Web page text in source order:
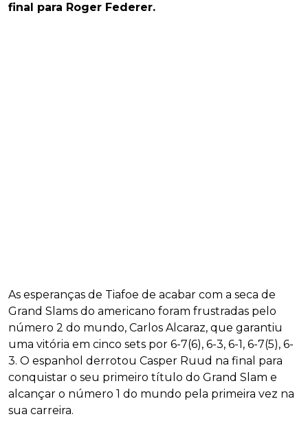
final para Roger Federer.
As esperanças de Tiafoe de acabar com a seca de
Grand Slams do americano foram frustradas pelo
número 2 do mundo, Carlos Alcaraz, que garantiu
uma vitória em cinco sets por 6-7(6), 6-3, 6-1, 6-7(5), 6-
3. O espanhol derrotou Casper Ruud na final para
conquistar o seu primeiro título do Grand Slam e
alcançar o número 1 do mundo pela primeira vez na
sua carreira.